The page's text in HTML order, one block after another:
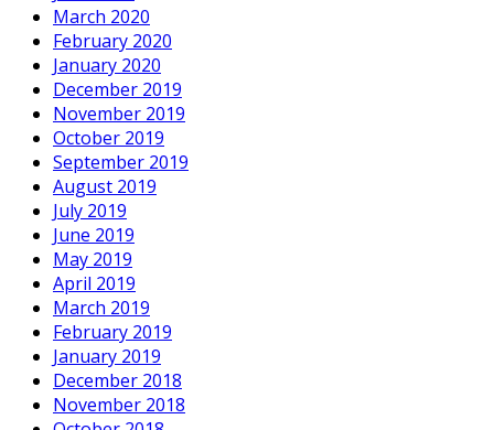
March 2020
February 2020
January 2020
December 2019
November 2019
October 2019
September 2019
August 2019
July 2019
June 2019
May 2019
April 2019
March 2019
February 2019
January 2019
December 2018
November 2018